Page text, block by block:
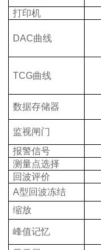
打印机
DAC曲线
TCG曲线
数据存储器
监视闸门
报警信号
测量点选择
回波评价
A型回波冻结
缩放
峰值记忆